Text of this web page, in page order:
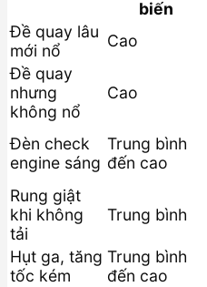
biến
Đề quay lâu
mới nổ
Cao
Đề quay
nhưng
không nổ
Cao
Đèn check
engine sáng
Trung bình
đến cao
Rung giật
khi không
tải
Trung bình
Hụt ga, tăng
tốc kém
Trung bình
đến cao